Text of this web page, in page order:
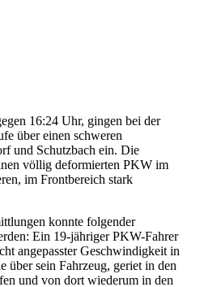
16:24 Uhr, gingen bei der
über einen schweren
und Schutzbach ein. Die
völlig deformierten PKW im
im Frontbereich stark
konnte folgender
Ein 19-jähriger PKW-Fahrer
angepasster Geschwindigkeit in
über sein Fahrzeug, geriet in den
und von dort wiederum in den